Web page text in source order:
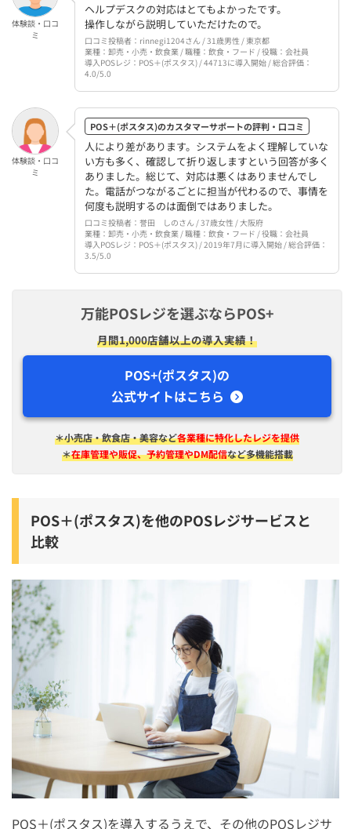
体験談・口コ
ミ
ヘルプデスクの対応はとてもよかったです。
操作しながら説明していただけたので。
口コミ投稿者：rinnegi1204さん / 31歳男性 / 東京都
業種：卸売・小売・飲食業 / 職種：飲食・フード / 役職：会社員
導入POSレジ：POS＋(ポスタス) / 44713に導入開始 / 総合評価：
4.0/5.0
体験談・口コ
ミ
POS＋(ポスタス)のカスタマーサポートの評判・口コミ
人により差があります。システムをよく理解していな
い方も多く、確認して折り返しますという回答が多く
ありました。総じて、対応は悪くはありませんでし
た。電話がつながるごとに担当が代わるので、事情を
何度も説明するのは面倒ではありました。
口コミ投稿者：誉田 しのさん / 37歳女性 / 大阪府
業種：卸売・小売・飲食業 / 職種：飲食・フード / 役職：会社員
導入POSレジ：POS＋(ポスタス) / 2019年7月に導入開始 / 総合評価：
3.5/5.0
万能POSレジを選ぶならPOS+
月間1,000店舗以上の導入実績！
POS+(ポスタス)の
公式サイトはこちら
＊小売店・飲食店・美容など各業種に特化したレジを提供
＊在庫管理や販促、予約管理やDM配信など多機能搭載
POS＋(ポスタス)を他のPOSレジサービスと
比較
POS＋(ポスタス)を導入するうえで、その他のPOSレジサ